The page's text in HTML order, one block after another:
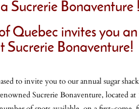
Sucrerie Bonaventure !
Quebec invites you
Sucrerie Bonaventure!
to invite you to our annual sugar
Sucrerie Bonaventure, located